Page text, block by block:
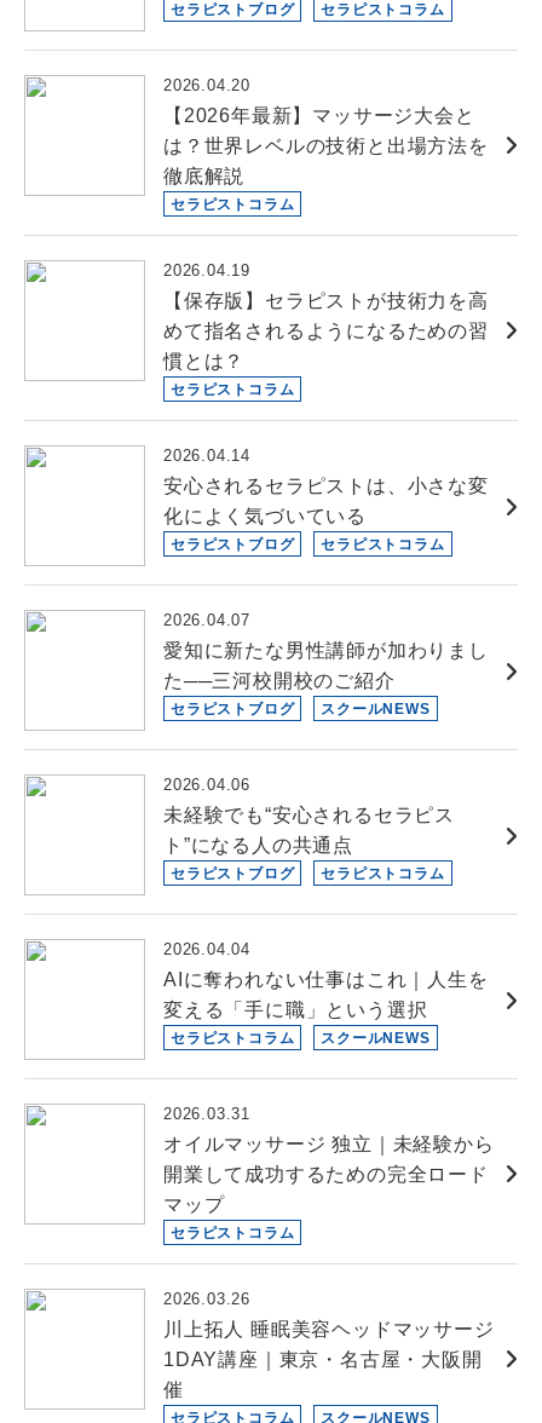
セラピストブログ セラピストコラム
2026.04.20
【2026年最新】マッサージ大会と
は？世界レベルの技術と出場方法を
徹底解説
セラピストコラム
2026.04.19
【保存版】セラピストが技術力を高
めて指名されるようになるための習
慣とは？
セラピストコラム
2026.04.14
安心されるセラピストは、小さな変
化によく気づいている
セラピストブログ セラピストコラム
2026.04.07
愛知に新たな男性講師が加わりまし
た──三河校開校のご紹介
セラピストブログ スクールNEWS
2026.04.06
未経験でも“安心されるセラピス
ト”になる人の共通点
セラピストブログ セラピストコラム
2026.04.04
AIに奪われない仕事はこれ｜人生を
変える「手に職」という選択
セラピストコラム スクールNEWS
2026.03.31
オイルマッサージ 独立｜未経験から
開業して成功するための完全ロード
マップ
セラピストコラム
2026.03.26
川上拓人 睡眠美容ヘッドマッサージ
1DAY講座｜東京・名古屋・大阪開
催
セラピストコラム スクールNEWS